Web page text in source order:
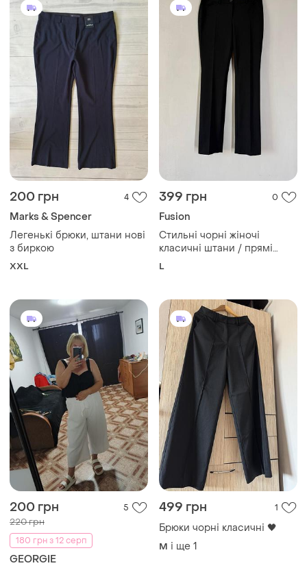
200 грн 4
Marks & Spencer
Легенькі брюки, штани нові
з биркою
XXL
399 грн 0
Fusion
Стильні чорні жіночі
класичні штани / прямі
брюки fusion
L
200 грн 5
220 грн
180 грн з 12 серп
GEORGIE
499 грн 1
Брюки чорні класичні 🖤
M і ще 1